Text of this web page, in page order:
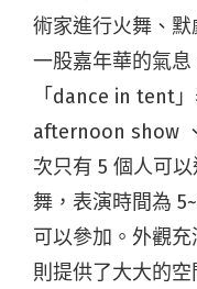
術家進行火舞、
一股嘉年華的氣
「dance in tent
afternoon show
次只有 5 個人可
舞，表演時間為
可以參加。外觀充
則提供了大大的